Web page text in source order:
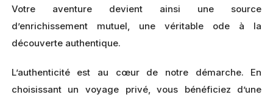
Votre aventure devient ainsi une source
d’enrichissement mutuel, une véritable ode à la
découverte authentique.
L’authenticité est au cœur de notre démarche. En
choisissant un voyage privé, vous bénéficiez d’une